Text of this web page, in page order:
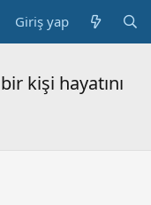
Giriş yap
kişi hayatını